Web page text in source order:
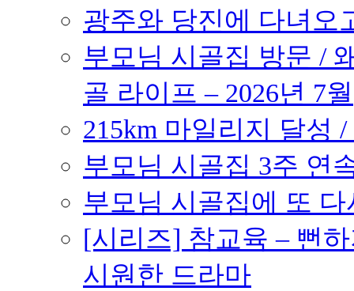
광주와 당진에 다녀오
부모님 시골집 방문 /
골 라이프 – 2026년 7월
215km 마일리지 달성
부모님 시골집 3주 연
부모님 시골집에 또
[시리즈] 참교육 – 뻔
시원한 드라마